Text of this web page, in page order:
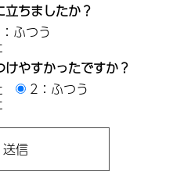
ちましたか？
ふつう
やすかったですか？
2：ふつう